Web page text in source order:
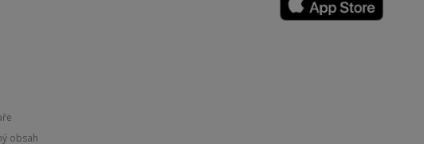
obsah